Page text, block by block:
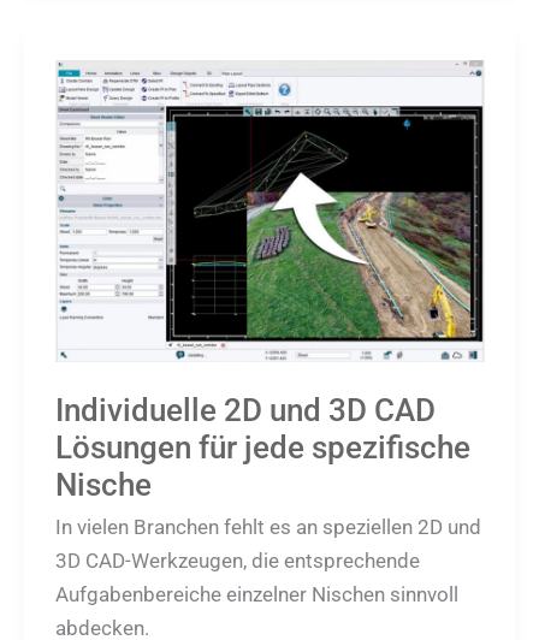
Individuelle 2D und 3D CAD
Lösungen für jede spezifische
Nische
In vielen Branchen fehlt es an speziellen 2D und
3D CAD-Werkzeugen, die entsprechende
Aufgabenbereiche einzelner Nischen sinnvoll
abdecken.
Individuelle
2D
und
3D
CAD
Lösungen
für
jede
spezifische